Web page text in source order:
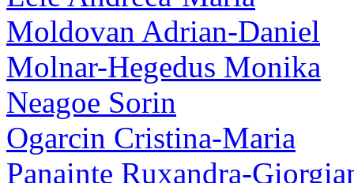
Moldovan Adrian-Daniel
Molnar-Hegedus Monika
Neagoe Sorin
Ogarcin Cristina-Maria
Panainte Ruxandra-